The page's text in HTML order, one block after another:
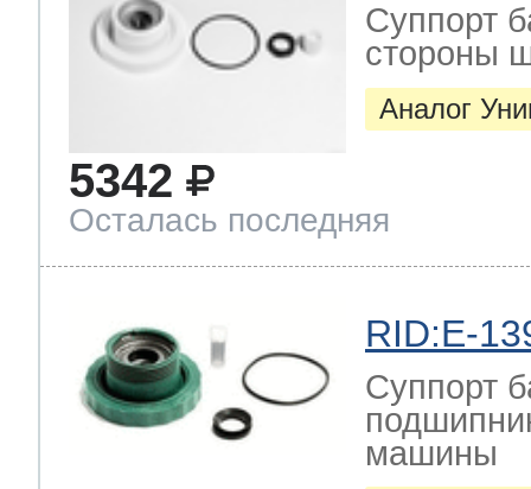
Суппорт
стороны
Аналог
5342
Осталась последняя
RID:E-
Суппорт
машины